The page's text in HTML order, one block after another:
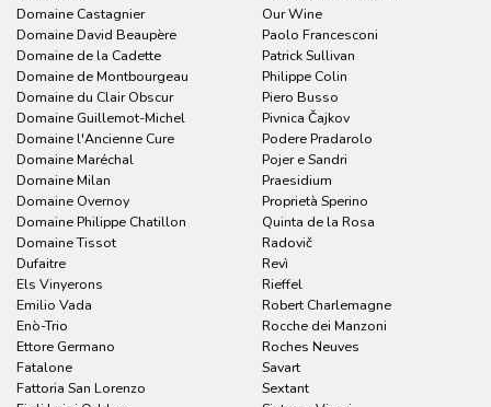
Domaine Castagnier
Domaine David Beaupère
Domaine de la Cadette
Domaine de Montbourgeau
Domaine du Clair Obscur
Domaine Guillemot-Michel
Domaine l'Ancienne Cure
Domaine Maréchal
Domaine Milan
Domaine Overnoy
Domaine Philippe Chatillon
Domaine Tissot
Dufaitre
Els Vinyerons
Emilio Vada
Enò-Trio
Ettore Germano
Fatalone
Fattoria San Lorenzo
Our Wine
Paolo Francesconi
Patrick Sullivan
Philippe Colin
Piero Busso
Pivnica Čajkov
Podere Pradarolo
Pojer e Sandri
Praesidium
Proprietà Sperino
Quinta de la Rosa
Radovič
Revì
Rieffel
Robert Charlemagne
Rocche dei Manzoni
Roches Neuves
Savart
Sextant